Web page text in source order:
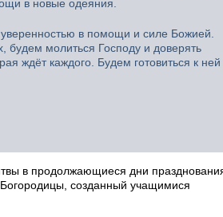
в новые одеяния.
в помощи и силе Божией.
молиться Господу и доверять
ждёт каждого. Будем готовиться к ней
в продолжающиеся дни
созданный учащимися